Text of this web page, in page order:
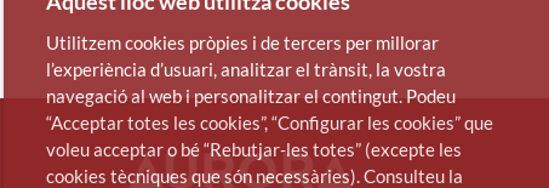
Utilitzem cookies pròpies i de tercers per millorar
l’experiència d’usuari, analitzar el trànsit, la vostra
navegació al web i personalitzar el contingut. Podeu
“Acceptar totes les cookies”, “Configurar les cookies” que
voleu acceptar o bé “Rebutjar-les totes” (excepte les
cookies tècniques que són necessàries). Consulteu la